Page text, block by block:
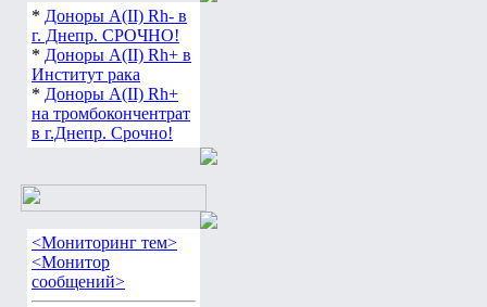
* Доноры А(ІІ) Rh- в
г. Днепр. СРОЧНО!
* Доноры А(ІІ) Rh+ в
Институт рака
* Доноры А(ІІ) Rh+
на тромбокончентрат
в г.Днепр. Срочно!
<Мониторинг тем>
<Монитор
сообщений>